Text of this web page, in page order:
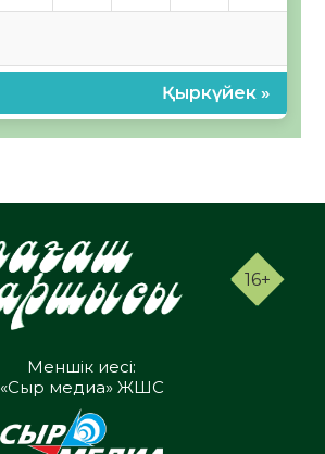
Қыркүйек »
16+
Меншік иесі:
«Сыр медиа» ЖШС